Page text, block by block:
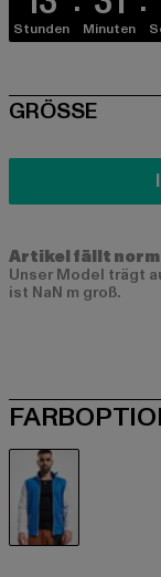
Stunden Minuten
SIZE
GRÖSSE
Artikel fällt
Unser Model trägt
ist NaN m groß.